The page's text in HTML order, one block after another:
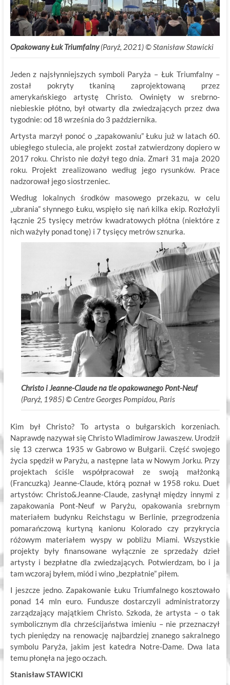
Opakowany Łuk Triumfalny(Paryż, 2021) © Stanisław Stawicki
Jeden z najsłynniejszych symboli Paryża – Łuk Triumfalny –
został pokryty tkaniną zaprojektowaną przez
amerykańskiego artystę Christo. Owinięty w srebrno-
niebieskie płótno, był otwarty dla zwiedzających przez dwa
tygodnie: od 18 września do 3 października.
Artysta marzył ponoć o „zapakowaniu” Łuku już w latach 60.
ubiegłego stulecia, ale projekt został zatwierdzony dopiero w
2017 roku. Christo nie dożył tego dnia. Zmarł 31 maja 2020
roku. Projekt zrealizowano według jego rysunków. Prace
nadzorował jego siostrzeniec.
Według lokalnych środków masowego przekazu, w celu
„ubrania” słynnego Łuku, wspięło się nań kilka ekip. Rozłożyli
łącznie 25 tysięcy metrów kwadratowych płótna (niektóre z
nich ważyły ponad tonę) i 7 tysięcy metrów sznurka.
Christo i Jeanne-Claude na tle opakowanego Pont-Neuf
(Paryż, 1985) ©.Centre Georges Pompidou, Paris
Kim był Christo? To artysta o bułgarskich korzeniach.
Naprawdę nazywał się Christo Wladimirow Jawaszew. Urodził
się 13 czerwca 1935 w Gabrowo w Bułgarii. Część swojego
życia spędził w Paryżu, a następne lata w Nowym Jorku. Przy
projektach ściśle współpracował ze swoją małżonką
(Francuzką) Jeanne-Claude, którą poznał w 1958 roku. Duet
artystów: Christo&Jeanne-Claude, zasłynął między innymi z
zapakowania Pont-Neuf w Paryżu, opakowania srebrnym
materiałem budynku Reichstagu w Berlinie, przegrodzenia
pomarańczową kurtyną kanionu Kolorado czy przykrycia
różowym materiałem wyspy w pobliżu Miami. Wszystkie
projekty były finansowane wyłącznie ze sprzedaży dzieł
artysty i bezpłatne dla zwiedzających. Potwierdzam, bo i ja
tam wczoraj byłem, miód i wino „bezpłatnie” piłem.
I jeszcze jedno. Zapakowanie Łuku Triumfalnego kosztowało
ponad 14 mln euro. Fundusze dostarczyli administratorzy
zarządzający majątkiem Christo. Szkoda, że artysta – o tak
symbolicznym dla chrześcijaństwa imieniu – nie przeznaczył
tych pieniędzy na renowację najbardziej znanego sakralnego
symbolu Paryża, jakim jest katedra Notre-Dame. Dwa lata
temu płonęła na jego oczach.
Stanisław STAWICKI